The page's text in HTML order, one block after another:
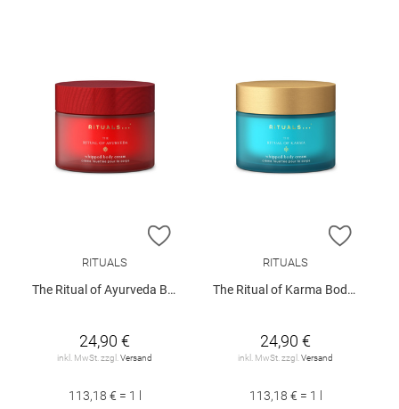
ZUR WUNSCHLISTE HINZUFÜGEN
RITUALS
The Ritual of Ayurveda Body Cream 220ml
24,90 €
inkl. MwSt. zzgl. Versand
113,18 € = 1 l
ZUR
RITUALS
The Ritual of Karma Body Cream 220ml
24,90 €
inkl. MwSt. zzgl. Versand
113,18 € = 1 l